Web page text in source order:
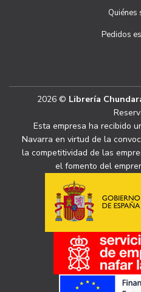
Quiénes
Pedidos
2026 © Librería
Esta empresa ha recibido
Navarra en virtud de la
la competitividad de las
el fomento del